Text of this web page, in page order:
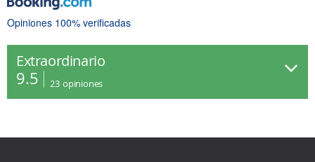
Opiniones 100% verificadas
Extraordinario
9.5 23 opiniones